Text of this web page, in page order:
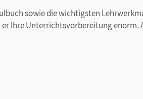
sowie die wichtigsten
Ihre Unterrichtsvorbereitung enorm.